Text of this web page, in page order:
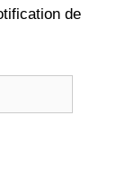
de